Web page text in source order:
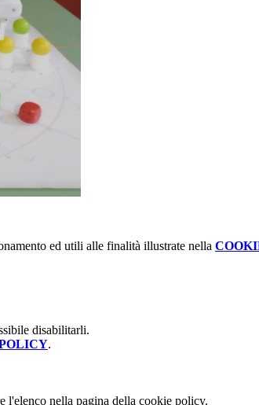
ed utili alle finalità illustrate nella
disabilitarli.
.
l'elenco nella pagina della cookie policy.